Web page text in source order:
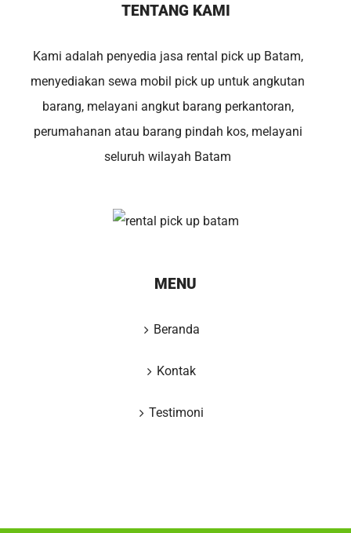
TENTANG KAMI
Kami adalah penyedia jasa rental pick up Batam,
menyediakan sewa mobil pick up untuk angkutan
barang, melayani angkut barang perkantoran,
perumahanan atau barang pindah kos, melayani
seluruh wilayah Batam
MENU
Beranda
Kontak
Testimoni